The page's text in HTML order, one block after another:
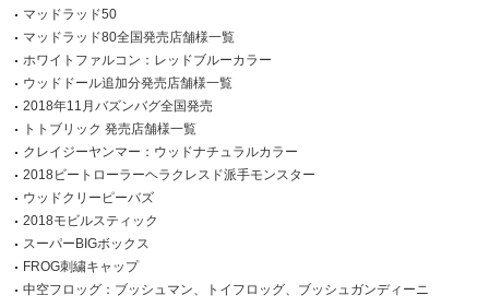
マッドラッド50
マッドラッド80全国発売店舗様一覧
ホワイトファルコン：レッドブルーカラー
ウッドドール追加分発売店舗様一覧
2018年11月バズンバグ全国発売
トトブリック 発売店舗様一覧
クレイジーヤンマー：ウッドナチュラルカラー
2018ビートローラーヘラクレスド派手モンスター
ウッドクリーピーバズ
2018モビルスティック
スーパーBIGボックス
FROG刺繍キャップ
中空フロッグ：ブッシュマン、トイフロッグ、ブッシュガンディーニ